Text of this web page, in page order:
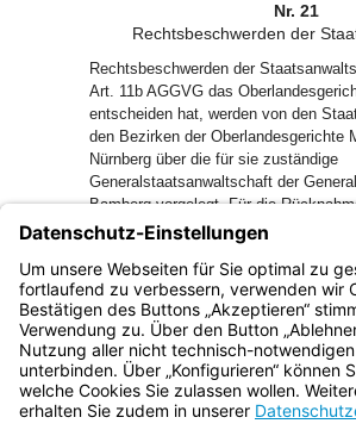
Nr. 21
Rechtsbeschwerden der
Rechtsbeschwerden der
Art. 11b AGGVG das
entscheiden hat, werden von den
den Bezirken der Oberlandesgerichte
Nürnberg über die für sie zuständige
Generalstaatsanwaltschaft der
Bamberg vorgelegt. Für die
einer Rechtsbeschwerde bedarf die
Generalstaatsanwaltschaft Bamberg
Generalstaatsanwaltschaft, über die
vorgelegt wurde.
Bayern.de
BayernPortal